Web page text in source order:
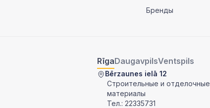
Бренды
RīgaDaugavpilsVentspils
Bērzaunes ielā 12
Строительные и отделочные
материалы
Тел.: 22335731